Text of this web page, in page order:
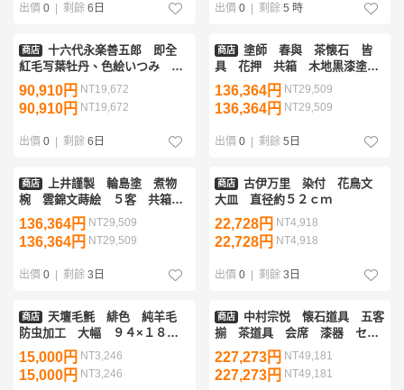
出價 0 剩餘 6日 出價 0 剩餘 5 時
商店
十六代永楽善五郎 即全
紅毛写葉牡丹、色絵いつみ 茶
碗 ２点 共箱付 茶道具
90,910円 NT19,672
90,910円 NT19,672
出價 0 剩餘 6日
商店
塗師 春與 茶懐石 皆
具 花押 共箱 木地黒漆塗
闇蒔絵菊花文 四方折敷、碁笥
底四ッ椀 五客セット 茶道具
136,364円 NT29,509
136,364円 NT29,509
出價 0 剩餘 5日
商店
上井謹製 輪島塗 煮物
椀 雲錦文蒔絵 ５客 共箱
茶道具 懐石
136,364円 NT29,509
136,364円 NT29,509
出價 0 剩餘 3日
商店
古伊万里 染付 花鳥文
大皿 直径約５２ｃｍ
22,728円 NT4,918
22,728円 NT4,918
出價 0 剩餘 3日
商店
天壇毛氈 緋色 純羊毛
防虫加工 大幅 ９４×１８８
ｃｍ ３ｍｍ 箱付 日本フエ
ルト工業株式会社 茶道具 敷
物
15,000円 NT3,246
15,000円 NT3,246
商店
中村宗悦 懐石道具 五客
揃 茶道具 会席 漆器 セッ
ト
227,273円 NT49,181
227,273円 NT49,181